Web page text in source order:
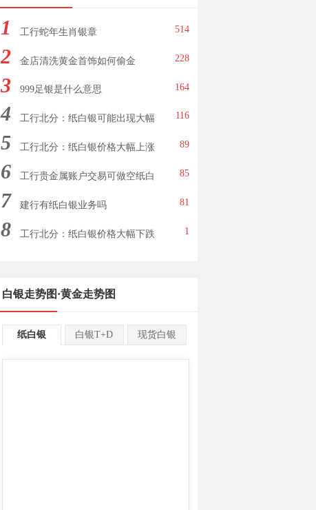
1 工行蛇年生肖银章 514
2 金店清洗黄金首饰如何偷金 228
3 999足银是什么意思 164
4 工行北分：纸白银可能出现大幅
下跌
116
5 工行北分：纸白银价格大幅上涨 89
6 工行贵金属账户交易可做空纸白
银
85
7 建行有纸白银业务吗 81
8 工行北分：纸白银价格大幅下跌 1
白银走势图·黄金走势图
纸白银 白银T+D 现货白银